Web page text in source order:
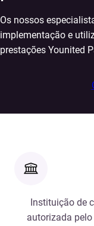
Os nossos
implementação e
prestações Younited
Instituição de
autorizada